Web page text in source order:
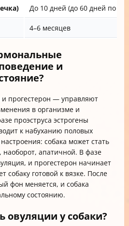
До 10 дней (до 60 дней по
4–6 месяцев
и
прогестерон — управляют
в организме и
проэструса эстрогены
к набуханию половых
собака может стать
апатичной. В фазе
и прогестерон начинает
собаку готовой к вязке. После
фон меняется, и собака
состоянию.
овуляции у собаки?